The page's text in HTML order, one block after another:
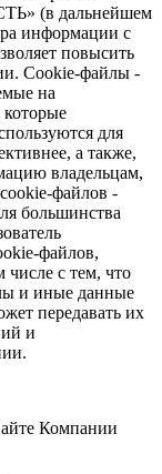
(в дальнейшем
информации с
повысить
Сookie-файлы -
на
которые
для
а также,
владельцам,
файлов -
большинства
файлов,
с тем, что
и иные данные
передавать их
и
Компании